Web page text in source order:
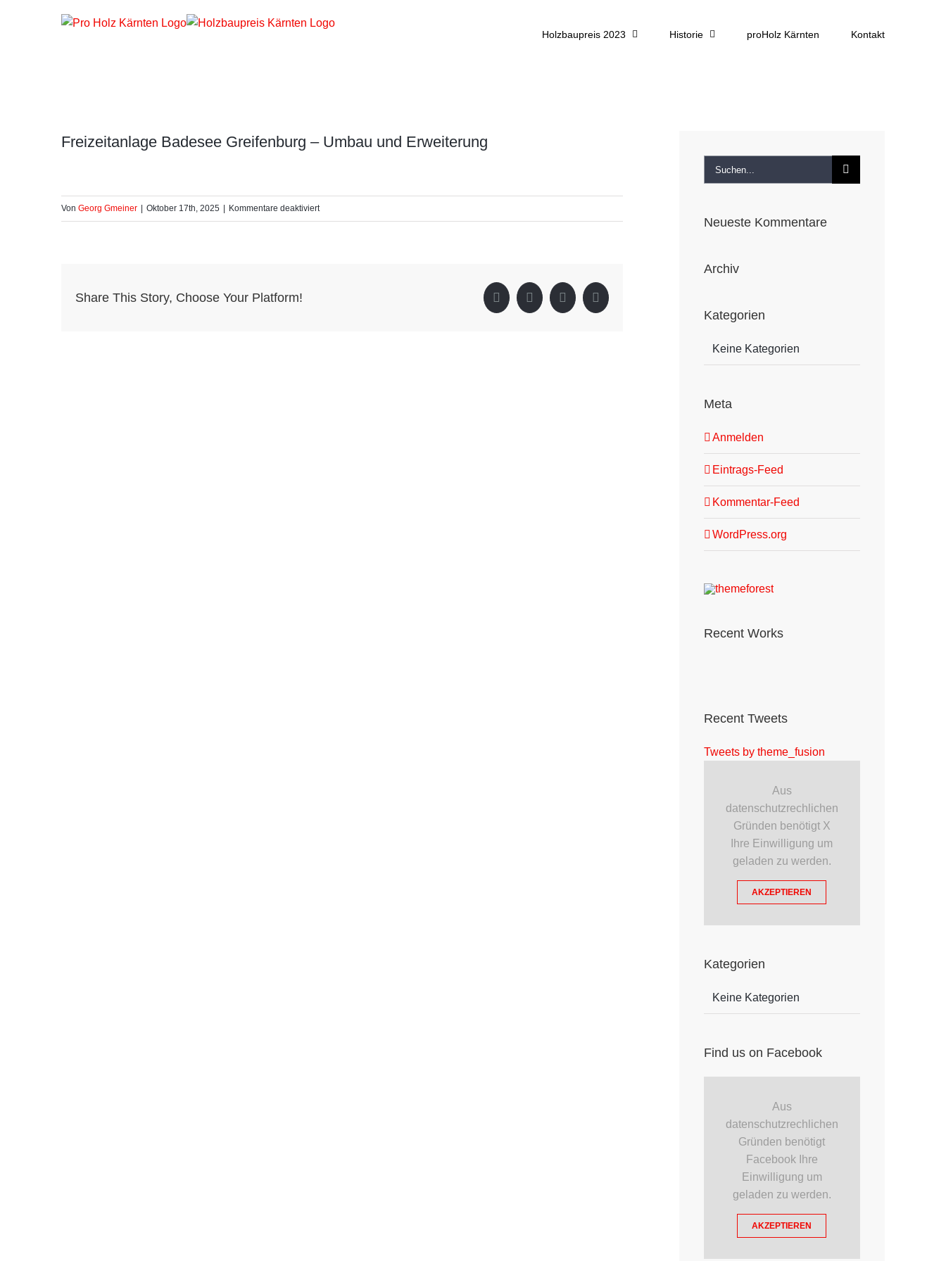
Holzbaupreis 2023 Historie proHolz Kärnten Kontakt
Freizeitanlage Badesee Greifenburg – Umbau und Erweiterung
Von Georg Gmeiner | Oktober 17th, 2025 | Kommentare deaktiviertfür
Freizeitanlage
Share This Story, Choose Your Platform! Facebook
X LinkedInPinterest
Suche
nach:
Neueste Kommentare
Archiv
Kategorien
Keine Kategorien
Meta
Anmelden
Eintrags-Feed
Kommentar-Feed
WordPress.org
Recent Works
Recent Tweets
Tweets by theme_fusion
Aus
datenschutzrechlichen
Gründen benötigt X
Ihre Einwilligung um
geladen zu werden.
AKZEPTIEREN
Kategorien
Keine Kategorien
Find us on Facebook
Aus
datenschutzrechlichen
Gründen benötigt
Facebook Ihre
Einwilligung um
geladen zu werden.
AKZEPTIEREN